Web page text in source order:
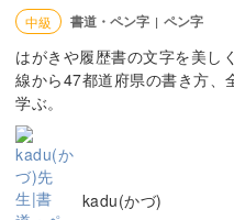
中級 書道・ペン字 | ペン字
はがきや履歴書の文字を美し
線から47都道府県の書き方、
学ぶ。
kadu(かづ)